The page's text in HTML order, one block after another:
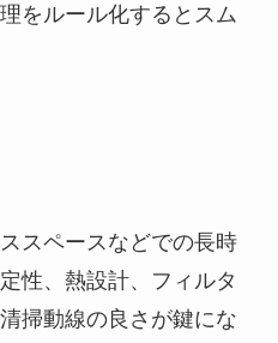
をルール化するとスム
スペースなどでの長時
性、熱設計、フィルタ
掃動線の良さが鍵にな